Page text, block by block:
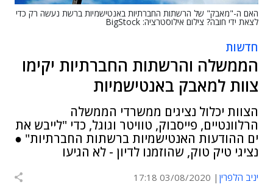
האם ה-"מאבק" של הרשתות החברתיות באנטישמיות ברשת נעשה רק כדי
לצאת ידי חובה? צילום אילוסטרציה: BigStock
חדשות
הממשלה והרשתות החברתיות יקימו
צוות למאבק באנטישמיות
הצוות יכלול נציגים ממשרדי הממשלה
הרלוונטיים, פייסבוק, טוויטר וגוגל, כדי "לייבש את
ים ההודעות האנטישמיות ברשתות החברתיות" ●
נציגי טיק טוק, שהוזמנו לדיון - לא הגיעו
יניב הלפרין 03/08/2020 17:18